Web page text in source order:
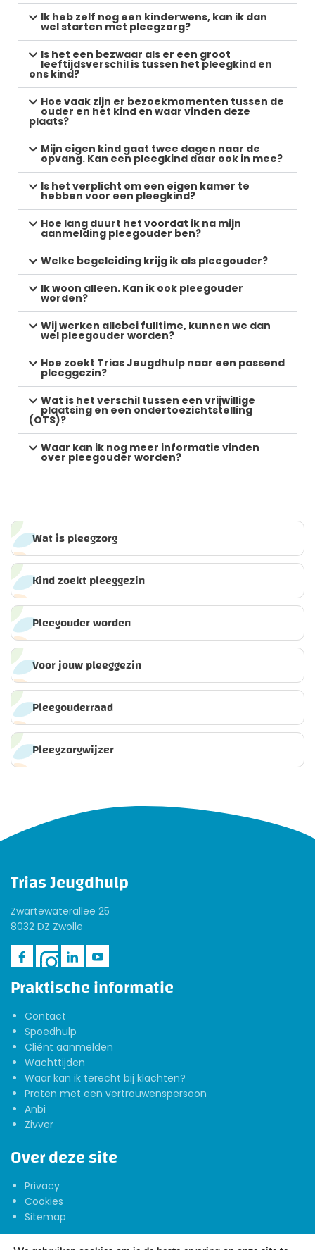
Ik heb zelf nog een kinderwens, kan ik dan
wel starten met pleegzorg?
Is het een bezwaar als er een groot
leeftijdsverschil is tussen het pleegkind en
ons kind?
Hoe vaak zijn er bezoekmomenten tussen de
ouder en het kind en waar vinden deze
plaats?
Mijn eigen kind gaat twee dagen naar de
opvang. Kan een pleegkind daar ook in mee?
Is het verplicht om een eigen kamer te
hebben voor een pleegkind?
Hoe lang duurt het voordat ik na mijn
aanmelding pleegouder ben?
Welke begeleiding krijg ik als pleegouder?
Ik woon alleen. Kan ik ook pleegouder
worden?
Wij werken allebei fulltime, kunnen we dan
wel pleegouder worden?
Hoe zoekt Trias Jeugdhulp naar een passend
pleeggezin?
Wat is het verschil tussen een vrijwillige
plaatsing en een ondertoezichtstelling
(OTS)?
Waar kan ik nog meer informatie vinden
over pleegouder worden?
Wat is pleegzorg
Kind zoekt pleeggezin
Pleegouder worden
Voor jouw pleeggezin
Pleegouderraad
Pleegzorgwijzer
Trias Jeugdhulp
Zwartewaterallee 25
8032 DZ Zwolle
Praktische informatie
Contact
Spoedhulp
Cliënt aanmelden
Wachttijden
Waar kan ik terecht bij klachten?
Praten met een vertrouwenspersoon
Anbi
Zivver
Over deze site
Privacy
Cookies
Sitemap